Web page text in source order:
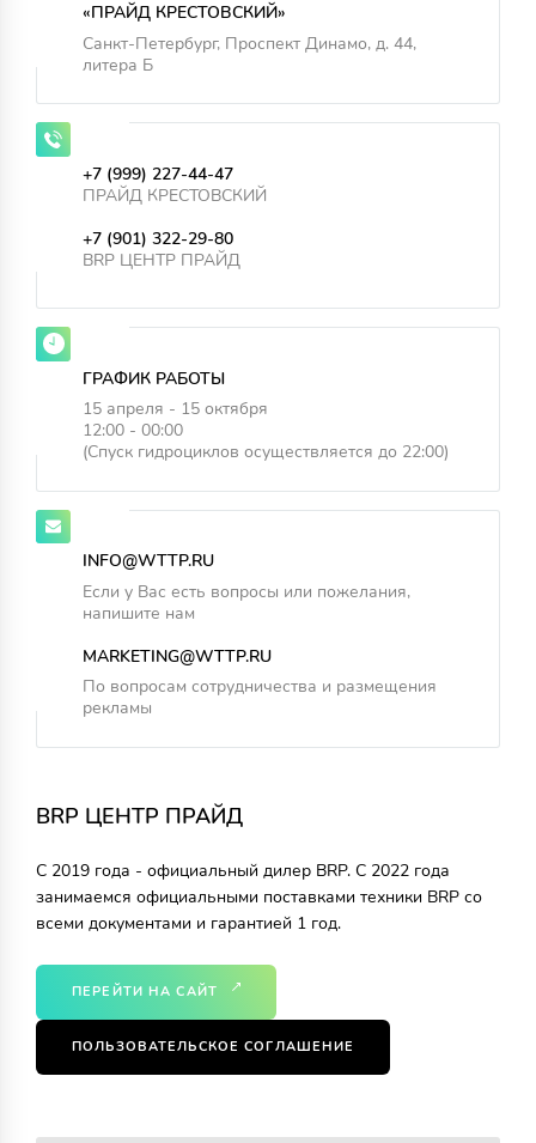
«ПРАЙД КРЕСТОВСКИЙ»
Санкт-Петербург, Проспект Динамо, д. 44,
литера Б
+7 (999) 227-44-47
ПРАЙД КРЕСТОВСКИЙ
+7 (901) 322-29-80
BRP ЦЕНТР ПРАЙД
ГРАФИК РАБОТЫ
15 апреля - 15 октября
12:00 - 00:00
(Спуск гидроциклов осуществляется до 22:00)
INFO@WTTP.RU
Если у Вас есть вопросы или пожелания,
напишите нам
MARKETING@WTTP.RU
По вопросам сотрудничества и размещения
рекламы
BRP ЦЕНТР ПРАЙД
С 2019 года - официальный дилер BRP. C 2022 года
занимаемся официальными поставками техники BRP со
всеми документами и гарантией 1 год.
ПЕРЕЙТИ НА САЙТ
ПОЛЬЗОВАТЕЛЬСКОЕ СОГЛАШЕНИЕ